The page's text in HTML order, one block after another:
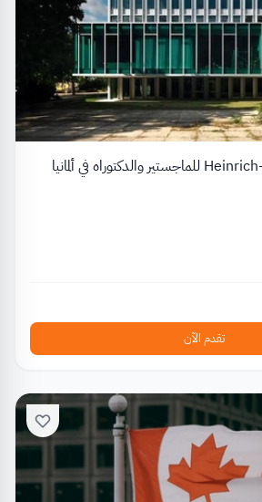
منحة Heinrich-Böll-Stiftung للماجستير والدكتوراه في ألمانيا
تقدم الآن